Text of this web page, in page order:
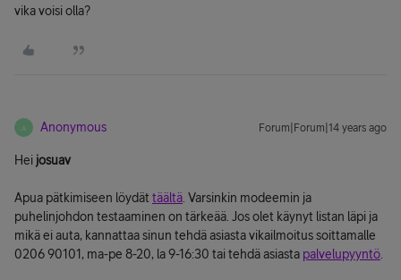
vika voisi olla?
A Anonymous Forum|Forum|14 years ago
Hei josuav
Apua pätkimiseen löydät täältä . Varsinkin modeemin ja
puhelinjohdon testaaminen on tärkeää. Jos olet käynyt listan läpi ja
mikä ei auta, kannattaa sinun tehdä asiasta vikailmoitus soittamalle
0206 90101, ma-pe 8-20, la 9-16:30 tai tehdä asiasta palvelupyyntö